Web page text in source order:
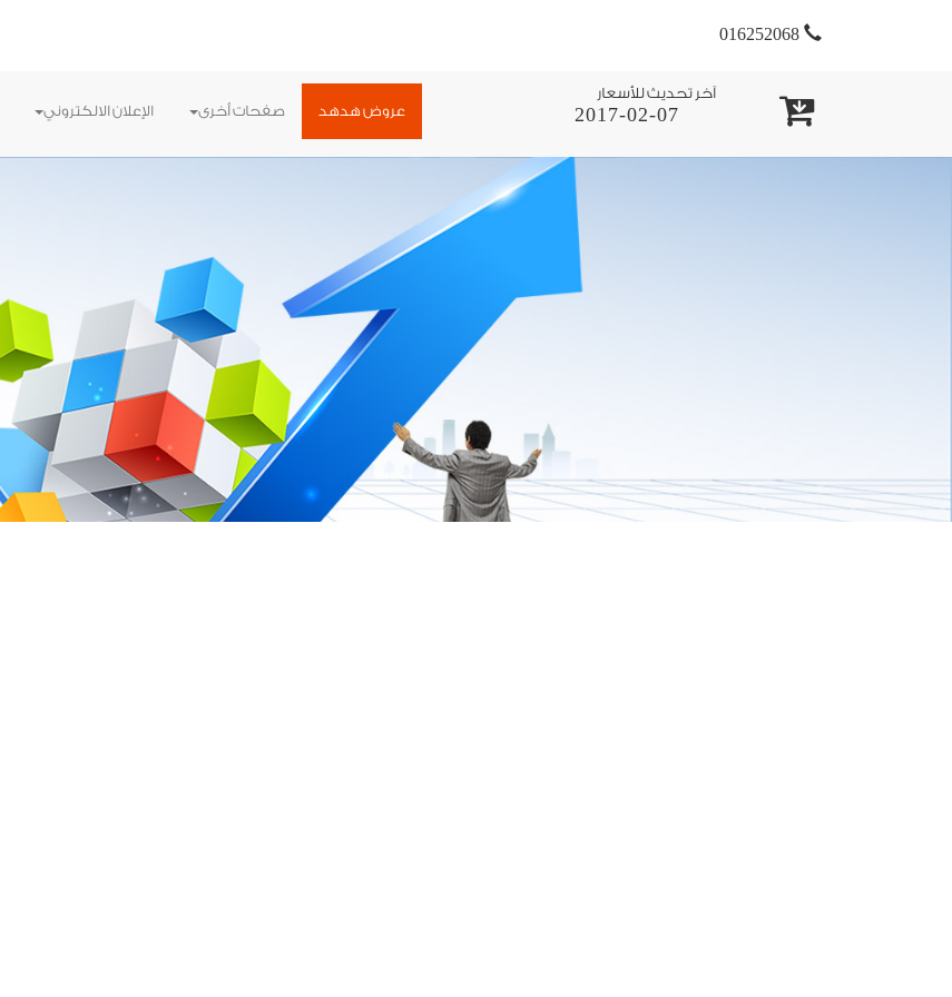
016252068
الإعلان الالكتروني صفحات أخرى عروض هدهد
آخر تحديث للأسعار
2017-02-07